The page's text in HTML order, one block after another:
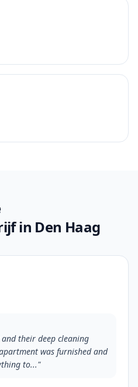
in Den Haag
their deep cleaning
was furnished and
to..."